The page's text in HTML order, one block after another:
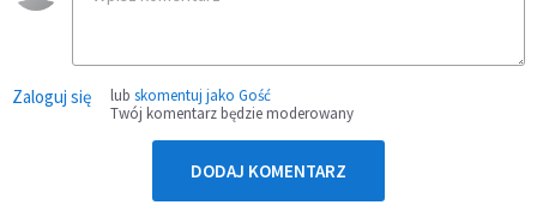
Zaloguj się lub skomentuj jako Gość
Twój komentarz będzie moderowany
DODAJ KOMENTARZ